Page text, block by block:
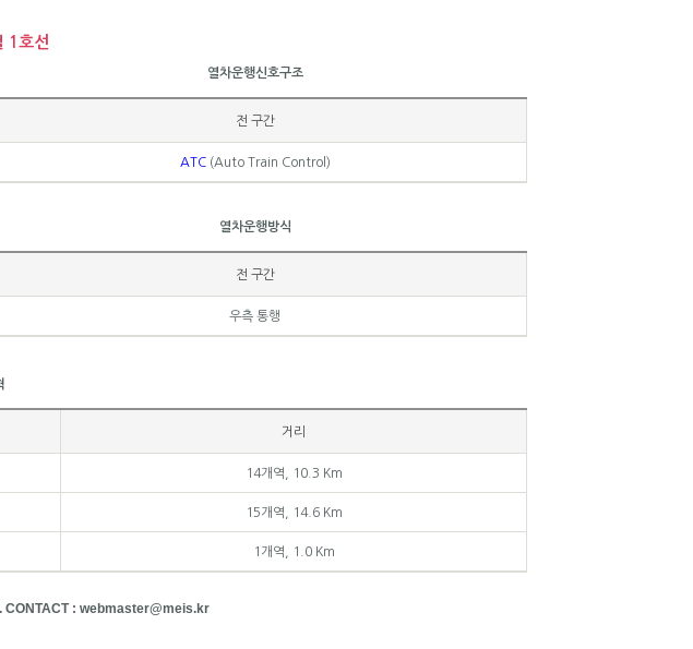
1호선
열차운행신호구조
전 구간
ATC(Auto Train Control)
열차운행방식
전 구간
우측 통행
거리
14개역, 10.3 Km
15개역, 14.6 Km
1개역, 1.0 Km
: webmaster@meis.kr